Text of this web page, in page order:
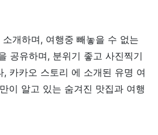
개하며, 여행중 빼놓을 수 없는
공유하며, 분위기 좋고 사진찍기
, 카카오 스토리 에 소개된 유명 여
이 알고 있는 숨겨진 맛집과 여행